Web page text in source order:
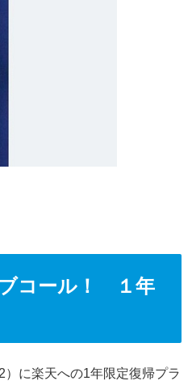
ブコール！ １年
に楽天への1年限定復帰プラ